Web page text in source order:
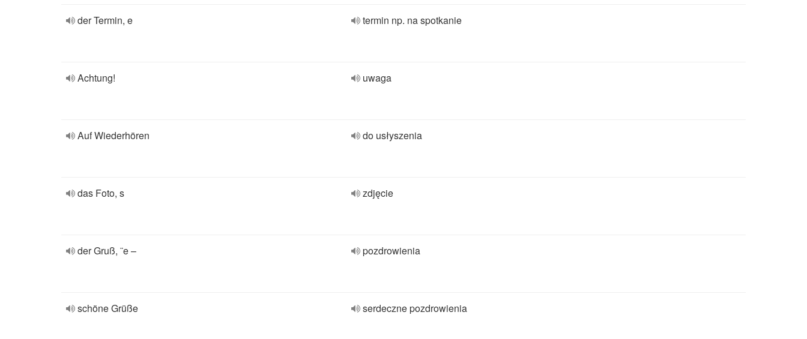
der Termin, e termin np. na spotkanie
Achtung! uwaga
Auf Wiederhören do usłyszenia
das Foto, s zdjęcie
der Gruß, ¨e – pozdrowienia
schöne Grüße serdeczne pozdrowienia